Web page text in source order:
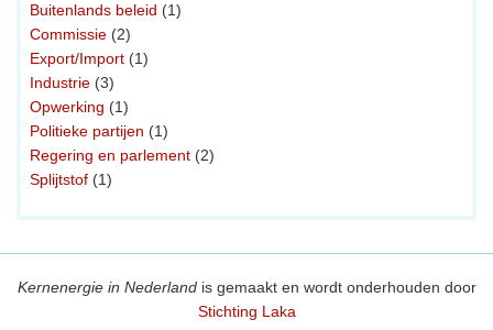
Buitenlands beleid (1)
Commissie (2)
Export/Import (1)
Industrie (3)
Opwerking (1)
Politieke partijen (1)
Regering en parlement (2)
Splijtstof (1)
Kernenergie in Nederlandis gemaakt en wordt onderhouden door
Stichting Laka